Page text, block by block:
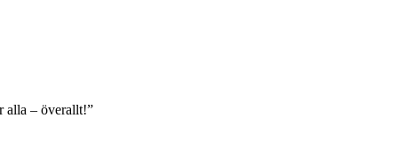
alla – överallt!”